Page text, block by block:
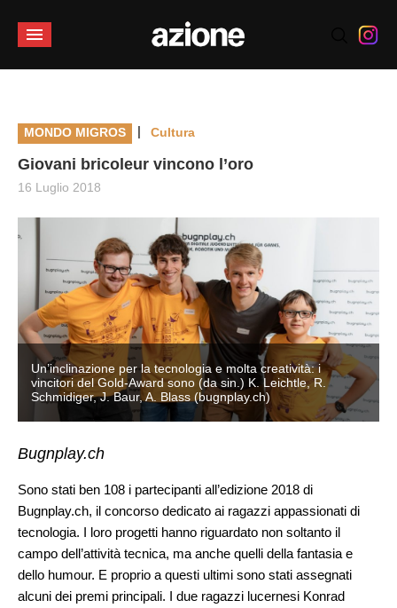
MONDO MIGROS | Cultura
Giovani bricoleur vincono l’oro
16 Luglio 2018
Un’inclinazione per la tecnologia e molta creatività: i
vincitori del Gold-Award sono (da sin.) K. Leichtle, R.
Schmidiger, J. Baur, A. Blass (bugnplay.ch)
Bugnplay.ch
Sono stati ben 108 i partecipanti all’edizione 2018 di
Bugnplay.ch, il concorso dedicato ai ragazzi appassionati di
tecnologia. I loro progetti hanno riguardato non soltanto il
campo dell’attività tecnica, ma anche quelli della fantasia e
dello humour. E proprio a questi ultimi sono stati assegnati
alcuni dei premi principali. I due ragazzi lucernesi Konrad